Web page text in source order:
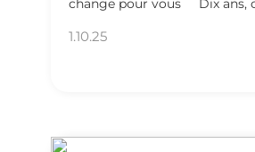
change pour vous Dix ans,
1.10.25